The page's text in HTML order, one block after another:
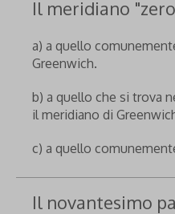
Il meridiano
a) a quello
Greenwich.
b) a quello che si trova
il meridiano di
c) a quello
Il novantesimo